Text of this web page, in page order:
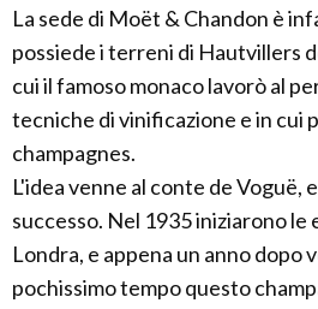
La sede di Moët & Chandon è
possiede i terreni di Hautvillers
cui il famoso monaco lavorò al
tecniche di vinificazione e in cui
champagnes.
L'idea venne al conte de Voguë,
successo. Nel 1935 iniziarono
Londra, e appena un anno dopo
pochissimo tempo questo